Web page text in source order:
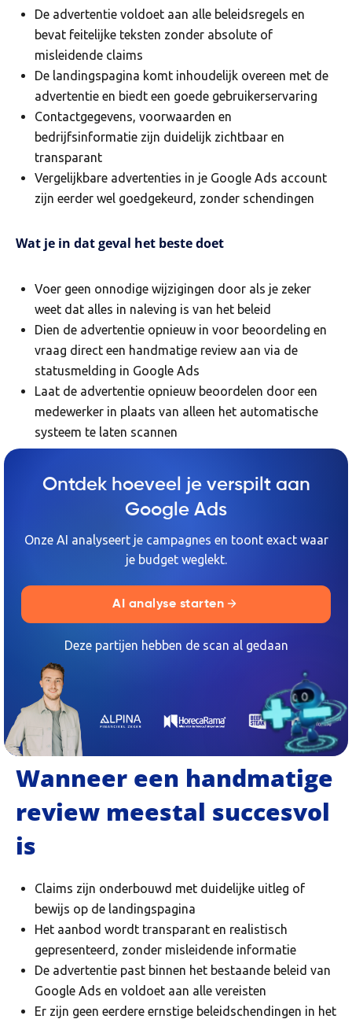
De advertentie voldoet aan alle beleidsregels en
bevat feitelijke teksten zonder absolute of
misleidende claims
De landingspagina komt inhoudelijk overeen met de
advertentie en biedt een goede gebruikerservaring
Contactgegevens, voorwaarden en
bedrijfsinformatie zijn duidelijk zichtbaar en
transparant
Vergelijkbare advertenties in je Google Ads account
zijn eerder wel goedgekeurd, zonder schendingen
Wat je in dat geval het beste doet
Voer geen onnodige wijzigingen door als je zeker
weet dat alles in naleving is van het beleid
Dien de advertentie opnieuw in voor beoordeling en
vraag direct een handmatige review aan via de
statusmelding in Google Ads
Laat de advertentie opnieuw beoordelen door een
medewerker in plaats van alleen het automatische
systeem te laten scannen
Ontdek hoeveel je verspilt aan
Google Ads
Onze AI analyseert je campagnes en toont exact waar
je budget weglekt.
AI analyse starten
Deze partijen hebben de scan al gedaan
Wanneer een handmatige
review meestal succesvol
is
Claims zijn onderbouwd met duidelijke uitleg of
bewijs op de landingspagina
Het aanbod wordt transparant en realistisch
gepresenteerd, zonder misleidende informatie
De advertentie past binnen het bestaande beleid van
Google Ads en voldoet aan alle vereisten
Er zijn geen eerdere ernstige beleidschendingen in het